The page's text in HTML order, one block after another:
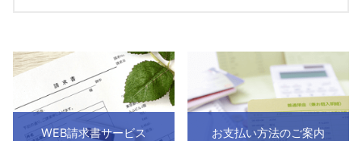
WEB請求書サービス お支払い方法のご案内